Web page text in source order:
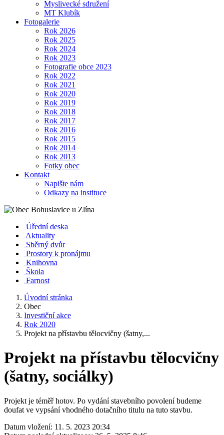
Myslivecké sdružení
MT Klubík
Fotogalerie
Rok 2026
Rok 2025
Rok 2024
Rok 2023
Fotografie obce 2023
Rok 2022
Rok 2021
Rok 2020
Rok 2019
Rok 2018
Rok 2017
Rok 2016
Rok 2015
Rok 2014
Rok 2013
Fotky obec
Kontakt
Napište nám
Odkazy na instituce
Úřední deska
Aktuality
Sběrný dvůr
Prostory k pronájmu
Knihovna
Škola
Farnost
Úvodní stránka
Obec
Investiční akce
Rok 2020
Projekt na přístavbu tělocvičny (šatny,...
Projekt na přístavbu tělocvičny
(šatny, sociálky)
Projekt je téměř hotov. Po vydání stavebního povolení budeme
doufat ve vypsání vhodného dotačního titulu na tuto stavbu.
Datum vložení: 11. 5. 2023 20:34